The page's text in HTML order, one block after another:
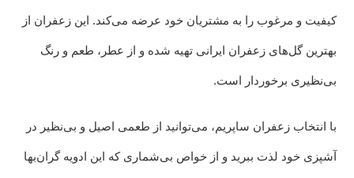
کیفیت و مرغوب را به مشتریان خود عرضه می‌کند. این زعفران از
بهترین گل‌های زعفران ایرانی تهیه شده و از عطر، طعم و رنگ
بی‌نظیری برخوردار است.
با انتخاب زعفران ساپریم، می‌توانید از طعمی اصیل و بی‌نظیر در
آشپزی خود لذت ببرید و از خواص بی‌شماری که این ادویه گران‌بها